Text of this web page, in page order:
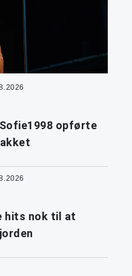
opførte
hits nok til at